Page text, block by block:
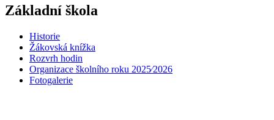
Základní škola
Historie
Žákovská knížka
Rozvrh hodin
Organizace školního roku 2025⁄2026
Fotogalerie